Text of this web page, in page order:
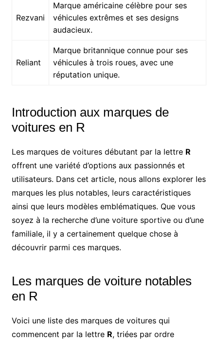
Rezvani
Marque américaine célèbre pour ses
véhicules extrêmes et ses designs
audacieux.
Reliant
Marque britannique connue pour ses
véhicules à trois roues, avec une
réputation unique.
Introduction aux marques de
voitures en R
Les marques de voitures débutant par la lettre R
offrent une variété d’options aux passionnés et
utilisateurs. Dans cet article, nous allons explorer les
marques les plus notables, leurs caractéristiques
ainsi que leurs modèles emblématiques. Que vous
soyez à la recherche d’une voiture sportive ou d’une
familiale, il y a certainement quelque chose à
découvrir parmi ces marques.
Les marques de voiture notables
en R
Voici une liste des marques de voitures qui
commencent par la lettre R, triées par ordre